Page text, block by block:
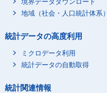
境界データダウンロード
地域（社会・人口統計体系）
統計データの高度利用
ミクロデータ利用
統計データの自動取得
統計関連情報